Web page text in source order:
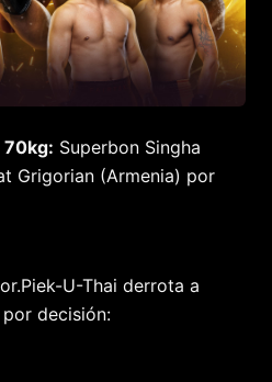
70kg: Superbon Singha
Grigorian (Armenia) por
U-Thai derrota a
decisión: